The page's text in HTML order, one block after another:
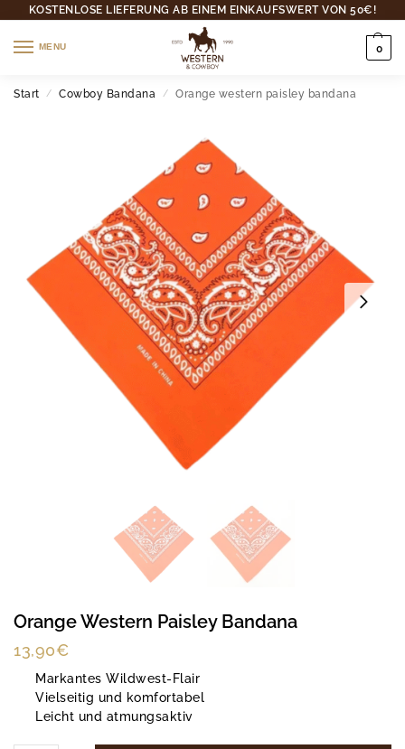
KOSTENLOSE LIEFERUNG AB EINEM EINKAUFSWERT VON 50€!
MENU 0
Start / Cowboy Bandana / Orange western paisley bandana
Orange Western Paisley Bandana
13,90€
Markantes Wildwest-Flair
Vielseitig und komfortabel
Leicht und atmungsaktiv